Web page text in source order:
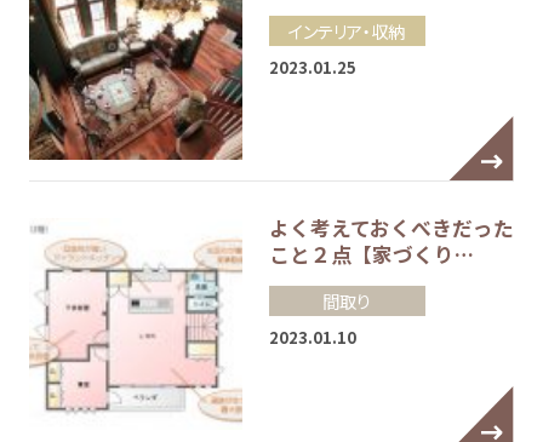
インテリア・収納
2023.01.25
よく考えておくべきだった
こと２点【家づくり…
間取り
2023.01.10